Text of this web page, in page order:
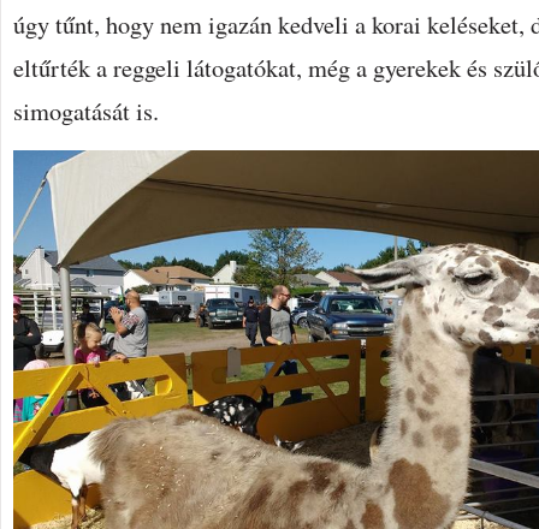
úgy tűnt, hogy nem igazán kedveli a korai keléseket,
eltűrték a reggeli látogatókat, még a gyerekek és
simogatását is.